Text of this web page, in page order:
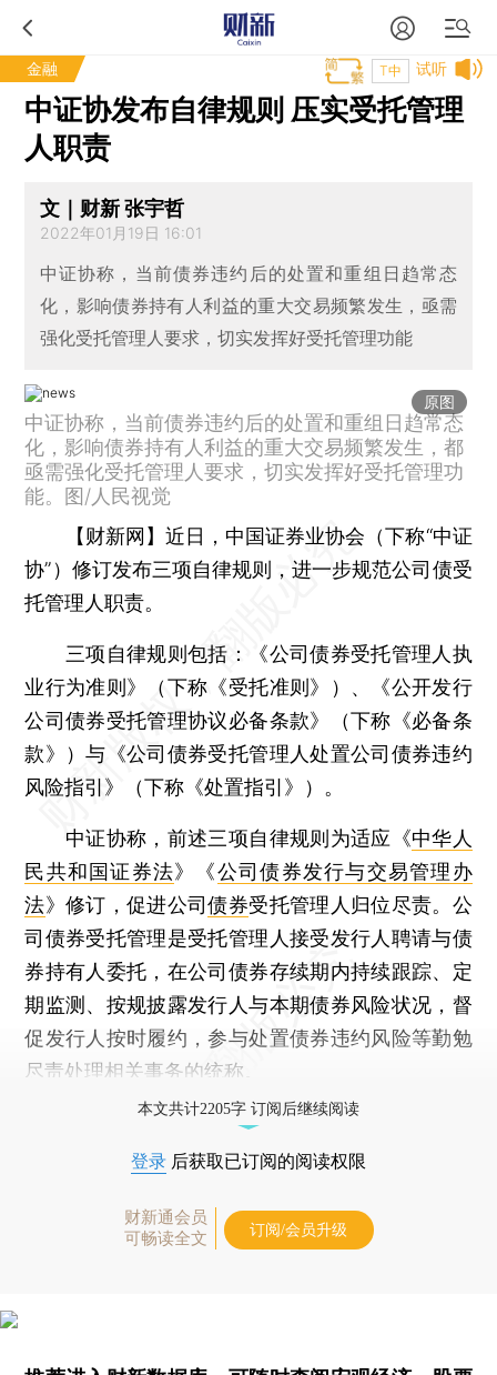
金融 试听
T中
中证协发布自律规则 压实受托管理
人职责
文｜财新 张宇哲
2022年01月19日 16:01
中证协称，当前债券违约后的处置和重组日趋常态
化，影响债券持有人利益的重大交易频繁发生，亟需
强化受托管理人要求，切实发挥好受托管理功能
原图
中证协称，当前债券违约后的处置和重组日趋常态
化，影响债券持有人利益的重大交易频繁发生，都
亟需强化受托管理人要求，切实发挥好受托管理功
能。图/人民视觉
【财新网】 近日，中国证券业协会（下称“中证
协”）修订发布三项自律规则，进一步规范公司债受
托管理人职责。
三项自律规则包括：《公司债券受托管理人执
业行为准则》（下称《受托准则》）、《公开发行
公司债券受托管理协议必备条款》（下称《必备条
款》）与《公司债券受托管理人处置公司债券违约
风险指引》（下称《处置指引》）。
中证协称，前述三项自律规则为适应《中华人
民共和国证券法》《公司债券发行与交易管理办
法》修订，促进公司债券受托管理人归位尽责。公
司债券受托管理是受托管理人接受发行人聘请与债
券持有人委托，在公司债券存续期内持续跟踪、定
期监测、按规披露发行人与本期债券风险状况，督
促发行人按时履约，参与处置债券违约风险等勤勉
尽责处理相关事务的统称。
本文共计2205字 订阅后继续阅读
登录 后获取已订阅的阅读权限
财新通会员
可畅读全文
订阅/会员升级